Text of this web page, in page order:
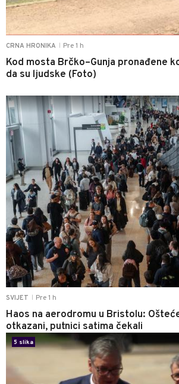
CRNA HRONIKA Pre 1 h
Kod mosta Brčko–Gunja pronađene
da su ljudske (Foto)
SVIJET Pre 1 h
Haos na aerodromu u Bristolu:
otkazani, putnici satima čekali
5 slika